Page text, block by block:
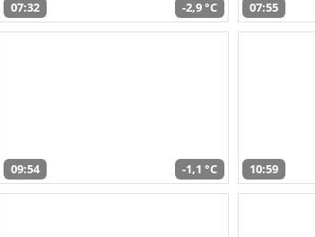
07:32 -2,9 °C 07:55
09:54 -1,1 °C 10:59